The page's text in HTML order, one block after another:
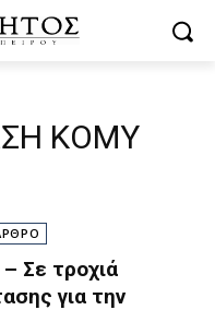
ΚΟΜΥ
Σε τροχιά
για την